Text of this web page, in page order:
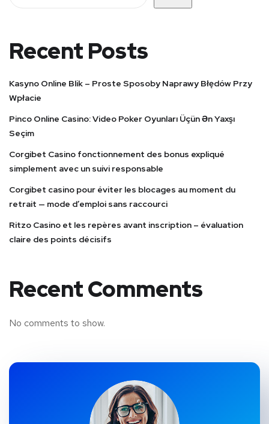
Recent Posts
Kasyno Online Blik – Proste Sposoby Naprawy Błędów Przy
Wpłacie
Pinco Online Casino: Video Poker Oyunları Üçün Ən Yaxşı
Seçim
Corgibet Casino fonctionnement des bonus expliqué
simplement avec un suivi responsable
Corgibet casino pour éviter les blocages au moment du
retrait — mode d’emploi sans raccourci
Ritzo Casino et les repères avant inscription – évaluation
claire des points décisifs
Recent Comments
No comments to show.